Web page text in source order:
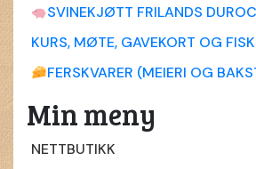
SVINEKJØTT FRILANDS DUROC
KURS, MØTE, GAVEKORT OG
FERSKVARER (MEIERI OG
Min meny
NETTBUTIKK